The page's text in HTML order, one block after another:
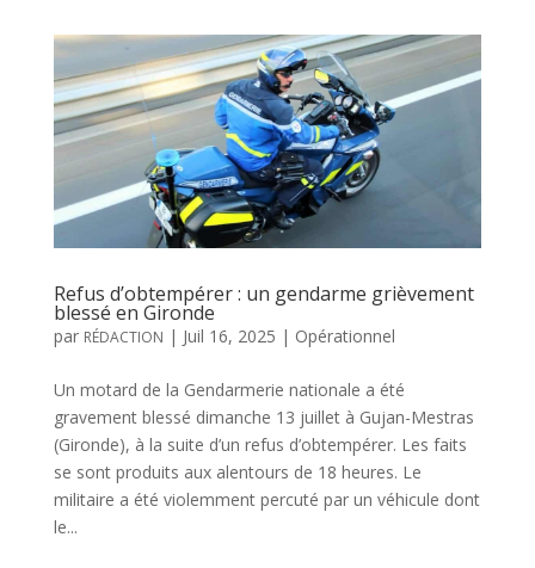
Refus d’obtempérer : un gendarme grièvement
blessé en Gironde
par RÉDACTION | Juil 16, 2025 | Opérationnel
Un motard de la Gendarmerie nationale a été
gravement blessé dimanche 13 juillet à Gujan-Mestras
(Gironde), à la suite d’un refus d’obtempérer. Les faits
se sont produits aux alentours de 18 heures. Le
militaire a été violemment percuté par un véhicule dont
le...